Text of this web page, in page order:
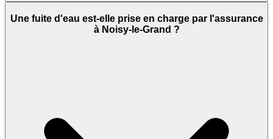
Une fuite d'eau est-elle prise en charge par l'assurance
à Noisy-le-Grand ?